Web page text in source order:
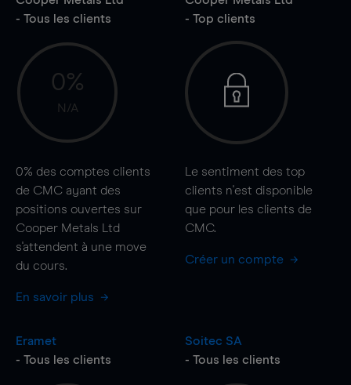
- Tous les clients
0%
N/A
0% des comptes clients
de CMC ayant des
positions ouvertes sur
Cooper Metals Ltd
s'attendent à une move
du cours.
En savoir plus
- Top clients
Le sentiment des top
clients n'est disponible
que pour les clients de
CMC.
Créer un compte
Eramet
- Tous les clients
Soitec SA
- Tous les clients